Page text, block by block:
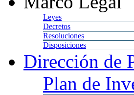
Leyes
Decretos
Resoluciones
Disposiciones
Dirección de
Plan de